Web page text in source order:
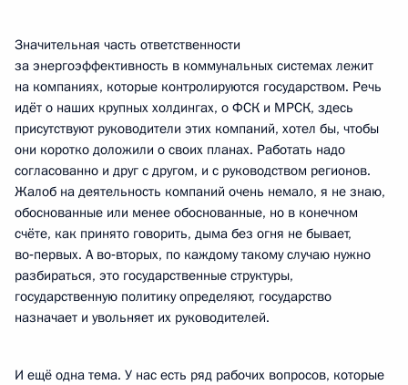
Значительная часть ответственности
за энергоэффективность в коммунальных системах лежит
на компаниях, которые контролируются государством. Речь
идёт о наших крупных холдингах, о ФСК и МРСК, здесь
присутствуют руководители этих компаний, хотел бы, чтобы
они коротко доложили о своих планах. Работать надо
согласованно и друг с другом, и с руководством регионов.
Жалоб на деятельность компаний очень немало, я не знаю,
обоснованные или менее обоснованные, но в конечном
счёте, как принято говорить, дыма без огня не бывает,
во‑первых. А во‑вторых, по каждому такому случаю нужно
разбираться, это государственные структуры,
государственную политику определяют, государство
назначает и увольняет их руководителей.
И ещё одна тема. У нас есть ряд рабочих вопросов, которые